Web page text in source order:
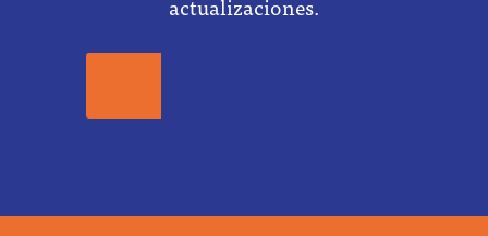
actualizaciones.